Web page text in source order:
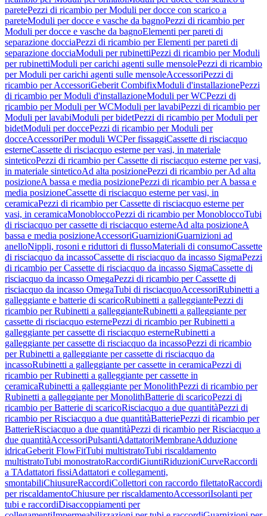
paretePezzi di ricambio per Moduli per docce con scarico a
pareteModuli per docce e vasche da bagnoPezzi di ricambio per
Moduli per docce e vasche da bagnoElementi per pareti di
separazione docciaPezzi di ricambio per Elementi per pareti di
separazione docciaModuli per rubinettiPezzi di ricambio per Moduli
per rubinettiModuli per carichi agenti sulle mensolePezzi di ricambio
per Moduli per carichi agenti sulle mensoleAccessoriPezzi di
ricambio per AccessoriGeberit CombifixModuli d'installazionePezzi
di ricambio per Moduli d'installazioneModuli per WCPezzi di
ricambio per Moduli per WCModuli per lavabiPezzi di ricambio per
Moduli per lavabiModuli per bidetPezzi di ricambio per Moduli per
bidetModuli per doccePezzi di ricambio per Moduli per
docceAccessoriPer moduli WCPer fissaggiCassette di risciacquo
esterneCassette di risciacquo esterne per vasi, in materiale
sinteticoPezzi di ricambio per Cassette di risciacquo esterne per vasi,
in materiale sinteticoAd alta posizionePezzi di ricambio per Ad alta
posizioneA bassa e media posizionePezzi di ricambio per A bassa e
media posizioneCassette di risciacquo esterne per vasi, in
ceramicaPezzi di ricambio per Cassette di risciacquo esterne per
vasi, in ceramicaMonobloccoPezzi di ricambio per MonobloccoTubi
di risciacquo per cassette di risciacquo esterneAd alta posizioneA
bassa e media posizioneAccessoriGuarnizioniGuarnizioni ad
anelloNippli, rosoni e riduttori di flussoMateriali di consumoCassette
di risciacquo da incassoCassette di risciacquo da incasso SigmaPezzi
di ricambio per Cassette di risciacquo da incasso SigmaCassette di
risciacquo da incasso OmegaPezzi di ricambio per Cassette di
risciacquo da incasso OmegaTubi di risciacquoAccessoriRubinetti a
galleggiante e batterie di scaricoRubinetti a galleggiantePezzi di
ricambio per Rubinetti a galleggianteRubinetti a galleggiante per
cassette di risciacquo esternePezzi di ricambio per Rubinetti a
galleggiante per cassette di risciacquo esterneRubinetti a
galleggiante per cassette di risciacquo da incassoPezzi di ricambio
per Rubinetti a galleggiante per cassette di risciacquo da
incassoRubinetti a galleggiante per cassette in ceramicaPezzi di
ricambio per Rubinetti a galleggiante per cassette in
ceramicaRubinetti a galleggiante per MonolithPezzi di ricambio per
Rubinetti a galleggiante per MonolithBatterie di scaricoPezzi di
ricambio per Batterie di scaricoRisciacquo a due quantitàPezzi di
ricambio per Risciacquo a due quantitàBatteriePezzi di ricambio per
BatterieRisciacquo a due quantitàPezzi di ricambio per Risciacquo a
due quantitàAccessoriPulsantiAdattatoriMembraneAdduzione
idricaGeberit FlowFitTubi multistratoTubi riscaldamento
multistratoTubi monostratoRaccordiGiuntiRiduzioniCurveRaccordi
a TAdattatori fissiAdattatori e collegamenti,
smontabiliChiusureRaccordiCollettori con raccordo filettatoRaccordi
per riscaldamentoChiusure per riscaldamentoAccessoriIsolanti per
tubi e raccordiDisaccoppiamenti per